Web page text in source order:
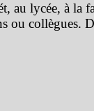
au lycée, à la
ou collègues.